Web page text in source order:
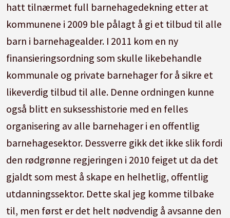
hatt tilnærmet full barnehagedekning etter at
kommunene i 2009 ble pålagt å gi et tilbud til alle
barn i barnehagealder. I 2011 kom en ny
finansieringsordning som skulle likebehandle
kommunale og private barnehager for å sikre et
likeverdig tilbud til alle. Denne ordningen kunne
også blitt en suksesshistorie med en felles
organisering av alle barnehager i en offentlig
barnehagesektor. Dessverre gikk det ikke slik fordi
den rødgrønne regjeringen i 2010 feiget ut da det
gjaldt som mest å skape en helhetlig, offentlig
utdanningssektor. Dette skal jeg komme tilbake
til, men først er det helt nødvendig å avsanne den